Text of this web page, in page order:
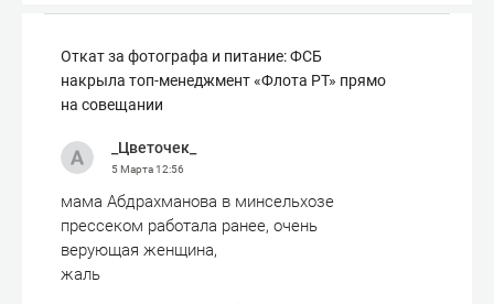
Откат за фотографа и питание: ФСБ
накрыла топ-менеджмент «Флота РТ» прямо
на совещании
_Цветочек_
5 Марта12:56
мама Абдрахманова в минсельхозе
прессеком работала ранее, очень
верующая женщина,
жаль